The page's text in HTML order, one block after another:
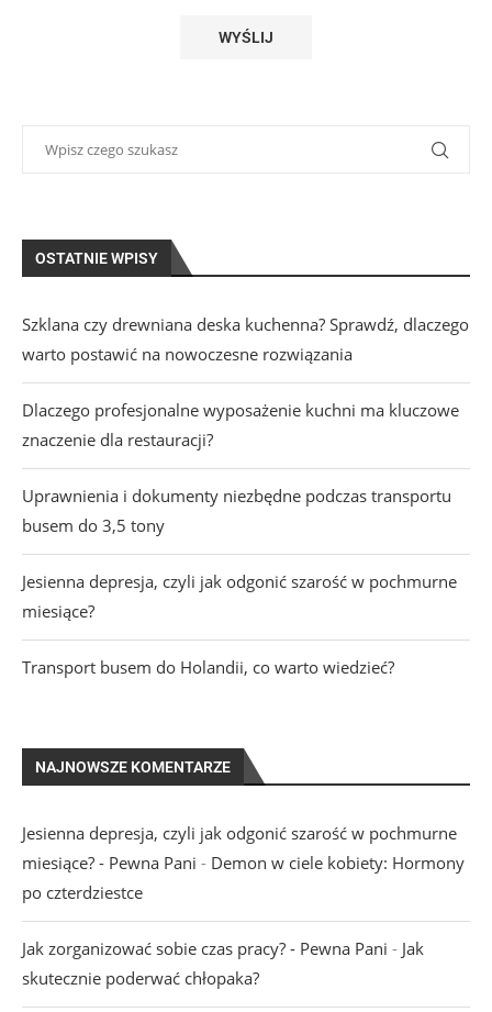
OSTATNIE WPISY
Szklana czy drewniana deska kuchenna? Sprawdź, dlaczego
warto postawić na nowoczesne rozwiązania
Dlaczego profesjonalne wyposażenie kuchni ma kluczowe
znaczenie dla restauracji?
Uprawnienia i dokumenty niezbędne podczas transportu
busem do 3,5 tony
Jesienna depresja, czyli jak odgonić szarość w pochmurne
miesiące?
Transport busem do Holandii, co warto wiedzieć?
NAJNOWSZE KOMENTARZE
Jesienna depresja, czyli jak odgonić szarość w pochmurne
miesiące? - Pewna Pani - Demon w ciele kobiety: Hormony
po czterdziestce
Jak zorganizować sobie czas pracy? - Pewna Pani - Jak
skutecznie poderwać chłopaka?